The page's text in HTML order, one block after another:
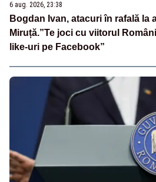
6 aug. 2026, 23:38
Bogdan Ivan, atacuri în rafală la
Miruță.”Te joci cu viitorul
like-uri pe Facebook”